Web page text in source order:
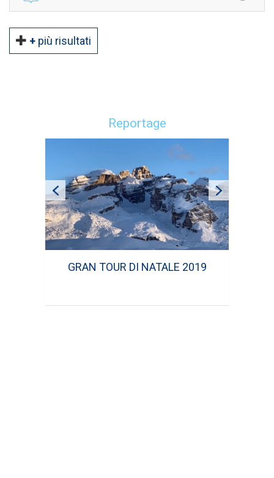
+ più risultati
Reportage
GRAN TOUR DI NATALE 2019